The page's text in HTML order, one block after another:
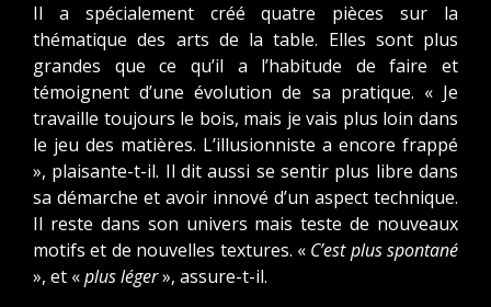
Il a spécialement créé quatre pièces sur la
thématique des arts de la table. Elles sont plus
grandes que ce qu’il a l’habitude de faire et
témoignent d’une évolution de sa pratique. « Je
travaille toujours le bois, mais je vais plus loin dans
le jeu des matières. L’illusionniste a encore frappé
», plaisante-t-il. Il dit aussi se sentir plus libre dans
sa démarche et avoir innové d’un aspect technique.
Il reste dans son univers mais teste de nouveaux
motifs et de nouvelles textures. « C’est plus spontané
», et «plus léger», assure-t-il.